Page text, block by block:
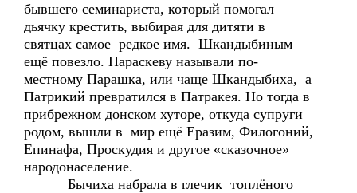
бывшего семинариста, который помогал
дьячку крестить, выбирая для дитяти в
святцах самое редкое имя. Шкандыбиным
ещё повезло. Параскеву называли по-
местному Парашка, или чаще Шкандыбиха, а
Патрикий превратился в Патракея. Но тогда в
прибрежном донском хуторе, откуда супруги
родом, вышли в мир ещё Еразим, Филогоний,
Епинафа, Проскудия и другое «сказочное»
народонаселение.
Бычиха набрала в глечик топлёного